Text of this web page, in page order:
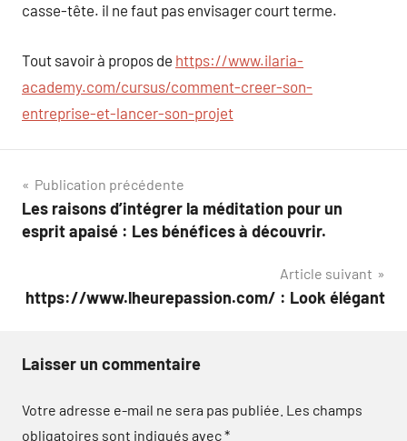
casse-tête. il ne faut pas envisager court terme.
Tout savoir à propos de https://www.ilaria-
academy.com/cursus/comment-creer-son-
entreprise-et-lancer-son-projet
Navigation
de
Publication précédente
Les raisons d’intégrer la méditation pour un
esprit apaisé : Les bénéfices à découvrir.
Article suivant
https://www.lheurepassion.com/ : Look élégant
Laisser un commentaire
Votre adresse e-mail ne sera pas publiée. Les champs
obligatoires sont indiqués avec*